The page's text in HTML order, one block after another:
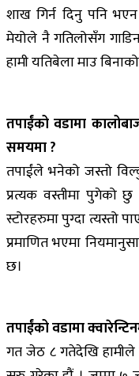
शाख गिर्न दिनु पनि
मेयोले नै गतिलोसँग
हामी यतिबेला माउ
तपाईंको वडामा
समयमा ?
तपाईंले भनेको जस्तो
प्रत्यक वस्तीमा पुगेको
स्टोरहरुमा पुग्दा
प्रमाणित भएमा
छ।
तपाईंको वडामा
गत जेठ ८ गतेदेखि हामीले